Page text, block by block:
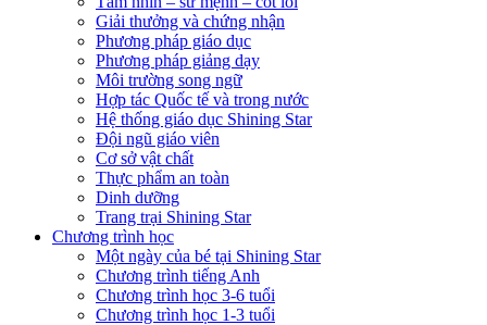
Giải thưởng và chứng nhận
Phương pháp giáo dục
Phương pháp giảng dạy
Môi trường song ngữ
Hợp tác Quốc tế và trong nước
Hệ thống giáo dục Shining Star
Đội ngũ giáo viên
Cơ sở vật chất
Thực phẩm an toàn
Dinh dưỡng
Trang trại Shining Star
Chương trình học
Một ngày của bé tại Shining Star
Chương trình tiếng Anh
Chương trình học 3-6 tuổi
Chương trình học 1-3 tuổi